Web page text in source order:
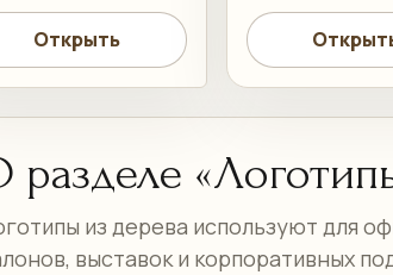
Открыть
разделе
из дерева используют для
выставок и корпоративных